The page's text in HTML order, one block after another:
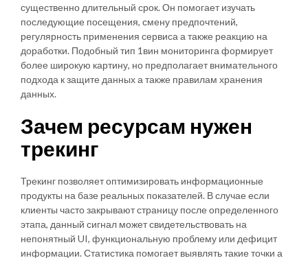
существенно длительный срок. Он помогает изучать
последующие посещения, смену предпочтений,
регулярность применения сервиса а также реакцию на
доработки. Подобный тип 1вин мониторинга формирует
более широкую картину, но предполагает внимательного
подхода к защите данных а также правилам хранения
данных.
Зачем ресурсам нужен
трекинг
Трекинг позволяет оптимизировать информационные
продукты на базе реальных показателей. В случае если
клиенты часто закрывают страницу после определенного
этапа, данный сигнал может свидетельствовать на
непонятный UI, функциональную проблему или дефицит
информации. Статистика помогает выявлять такие точки а